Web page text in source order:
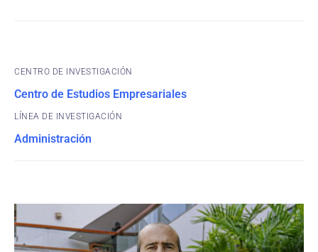
CENTRO DE INVESTIGACIÓN
Centro de Estudios Empresariales
Administración